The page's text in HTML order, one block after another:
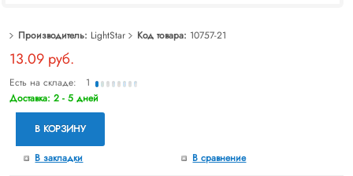
Производитель: LightStar Код товара: 10757-21
13.09 руб.
Есть на складе: 1
Доставка: 2 - 5 дней
В КОРЗИНУ
В закладки В сравнение